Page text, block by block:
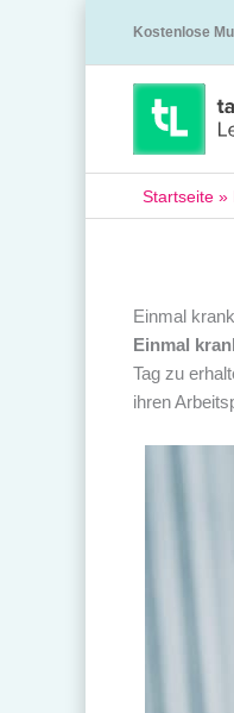
Kostenlose
Startseite »
Einmal
Einmal
Tag zu
ihren